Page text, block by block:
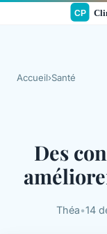
Accueil›Santé
Des
Théa•14